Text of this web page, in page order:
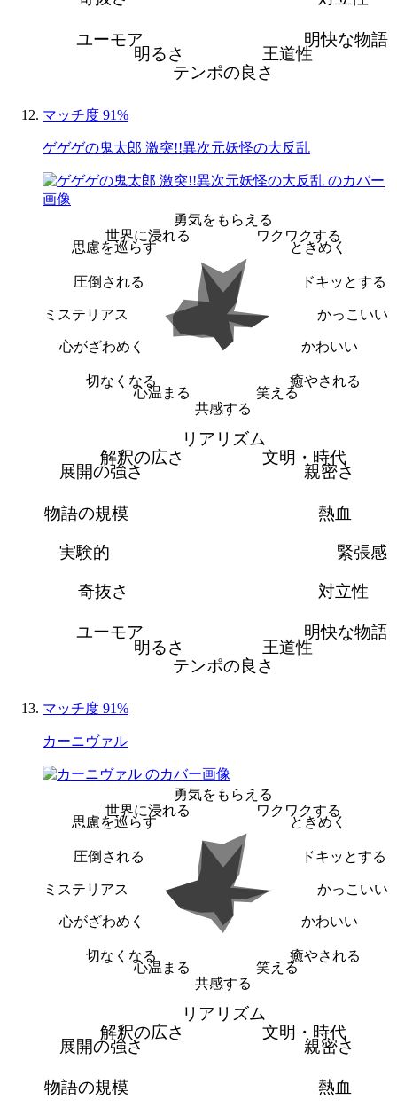
明快な物語
王道性
テンポの良さ
明るさ
ユーモア
マッチ度 91%
ゲゲゲの鬼太郎 激突!!異次元妖怪の大反乱
勇気をもらえる
ワクワクする
ときめく
ドキッとする
かっこいい
かわいい
癒やされる
笑える
共感する
心温まる
切なくなる
心がざわめく
ミステリアス
圧倒される
思慮を巡らす
世界に浸れる
リアリズム
文明・時代
親密さ
熱血
緊張感
対立性
明快な物語
王道性
テンポの良さ
明るさ
ユーモア
奇抜さ
実験的
物語の規模
展開の強さ
解釈の広さ
マッチ度 91%
カーニヴァル
勇気をもらえる
ワクワクする
ときめく
ドキッとする
かっこいい
かわいい
癒やされる
笑える
共感する
心温まる
切なくなる
心がざわめく
ミステリアス
圧倒される
思慮を巡らす
世界に浸れる
リアリズム
文明・時代
親密さ
熱血
物語の規模
展開の強さ
解釈の広さ